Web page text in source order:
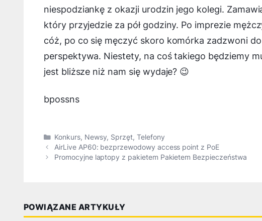
niespodziankę z okazji urodzin jego kolegi.
który przyjedzie za pół godziny. Po imprezie
cóż, po co się męczyć skoro komórka zadzwoni
perspektywa. Niestety, na coś takiego będziemy
jest bliższe niż nam się wydaje? 😉
bpossns
Kategorie
Konkurs, Newsy, Sprzęt, Telefony
AirLive AP60: bezprzewodowy access point z PoE
Promocyjne laptopy z pakietem Pakietem Bezpieczeństwa
POWIĄZANE ARTYKUŁY